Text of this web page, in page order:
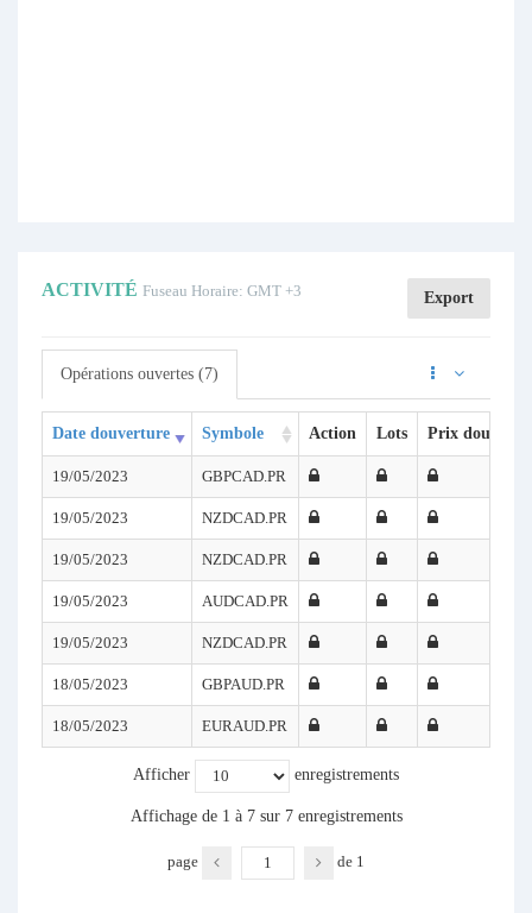
ACTIVITÉ Fuseau Horaire: GMT +3 Export
Opérations ouvertes (7)
Date douverture Symbole Action Lots Prix
19/05/2023 GBPCAD.PR
19/05/2023 NZDCAD.PR
19/05/2023 NZDCAD.PR
19/05/2023 AUDCAD.PR
19/05/2023 NZDCAD.PR
18/05/2023 GBPAUD.PR
18/05/2023 EURAUD.PR
Afficher enregistrements
Affichage de 1 à 7 sur 7 enregistrements
page de 1